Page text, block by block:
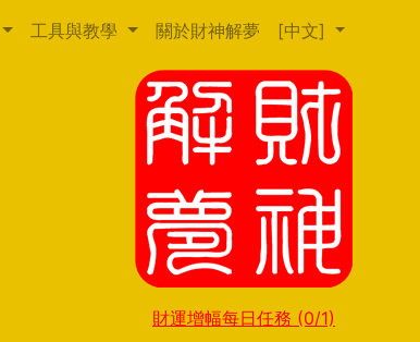
工具與教學 關於財神解夢 [中文]
財運增幅每日任務 (0/1)